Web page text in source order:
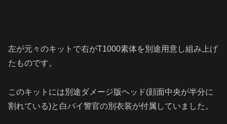
左が元々のキットで右がT1000素体を別途用意し組み上げ
たものです。
このキットには別途ダメージ版ヘッド(顔面中央が半分に
割れている)と白バイ警官の別衣装が付属していました。